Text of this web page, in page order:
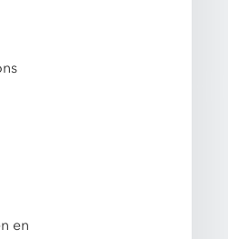
en